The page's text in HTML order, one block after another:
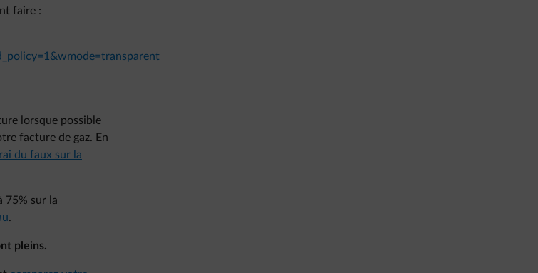
faire :
lorsque possible
facture de gaz. En
du faux sur la
75% sur la
.
pleins.